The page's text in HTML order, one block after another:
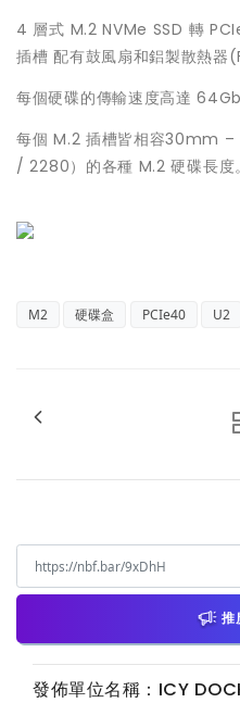
4 層式 M.2 NVMe SSD 轉
插槽 配有鼓風扇和鋁製散熱器
每個硬碟的傳輸速度高達
每個 M.2 插槽皆相容
/ 2280）的各種 M.2 硬碟長度。
M2 硬碟盒 PCIe40 U2
推
發佈單位名稱：ICY